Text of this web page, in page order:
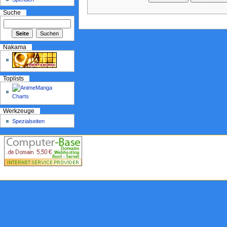
Suche
Nakama
Toplists
Werkzeuge
Spezialseiten